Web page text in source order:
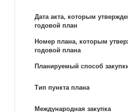
Дата акта, которым
годовой план
Номер плана, которым
годовой плана
Планируемый способ
Тип пункта плана
Международная закупка